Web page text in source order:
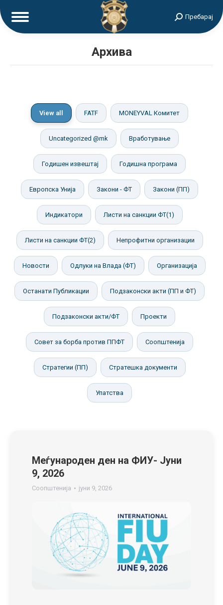
Search:Пребарај
Архива
View all FATF MONEYVAL Комитет
Uncategorized @mk Вработување
Годишен извештај Годишна програма
Европска Унија Закони - ФТ Закони (ПП)
Индикатори Листи на санкции ФТ(1)
Листи на санкции ФТ(2) Непрофитни организации
Новости Одлуки на Влада (ФТ) Организација
Останати Публикации Подзаконски акти (ПП и ФТ)
Подзаконски акти/ФТ Проекти
Совет за борба против ППФТ Соопштенија
Стратегии (ПП) Стратешка документи
Упатства
Меѓународен ден на ФИУ- Jуни
9, 2026
Соопштенија јуни 9, 2026